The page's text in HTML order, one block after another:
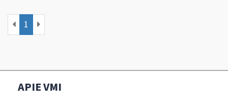
1
APIE VMI